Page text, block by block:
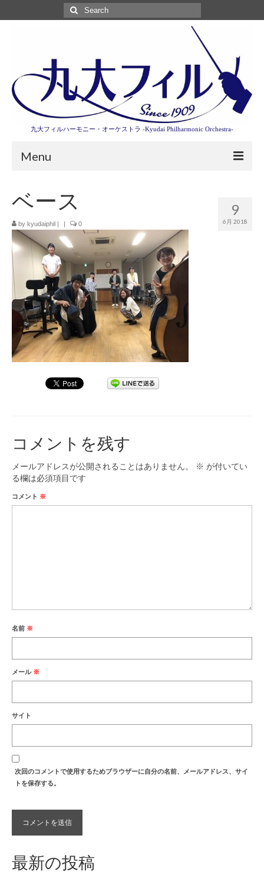
Search
for:
九大フィルハーモニー・オーケストラ -Kyudai Philharmonic Orchestra-
Menu
演奏会情報
卒業記念演奏会2027
九大フィルとは
九大フィルの歴史
ご寄付のお願い
演奏会の歴史
出張演奏
九大フィル特集ページ
9
6月 2018
ベース
by kyudaiphil 0
コメントを残す
メールアドレスが公開されることはありません。 ※ が付いてい
る欄は必須項目です
コメント ※
名前 ※
メール ※
サイト
次回のコメントで使用するためブラウザーに自分の名前、メールアドレス、サイ
トを保存する。
最新の投稿